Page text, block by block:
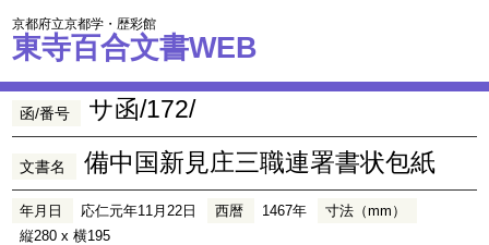
京都府立京都学・歴彩館
東寺百合文書WEB
函/番号 サ函/172/
文書名 備中国新見庄三職連署書状包紙
年月日 応仁元年11月22日 西暦 1467年
寸法（mm）
縦280 x 横195